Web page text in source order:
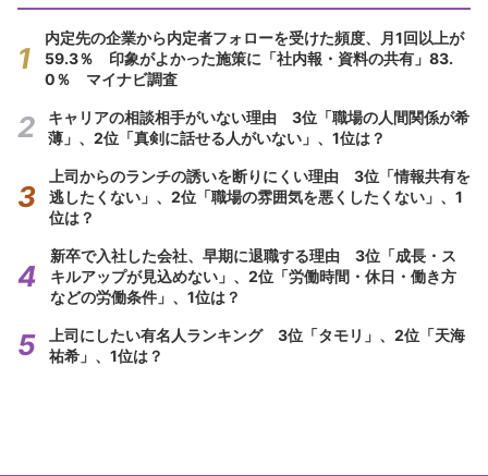
内定先の企業から内定者フォローを受けた頻度、月1回以上が
59.3％ 印象がよかった施策に「社内報・資料の共有」83.
0％ マイナビ調査
キャリアの相談相手がいない理由 3位「職場の人間関係が希
薄」、2位「真剣に話せる人がいない」、1位は？
上司からのランチの誘いを断りにくい理由 3位「情報共有を
逃したくない」、2位「職場の雰囲気を悪くしたくない」、1
位は？
新卒で入社した会社、早期に退職する理由 3位「成長・ス
キルアップが見込めない」、2位「労働時間・休日・働き方
などの労働条件」、1位は？
上司にしたい有名人ランキング 3位「タモリ」、2位「天海
祐希」、1位は？